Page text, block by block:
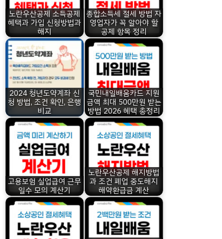
노란우산공제 소득공제
혜택과 가입 신청방법과
해지
종합소득세 절세 방법 자
영업자가 꼭 알아야 할
공제 항목 정리
2024 청년도약계좌 신
청 방법, 조건 확인, 은행
비교
국민내일배움카드 지원
금액 최대 500만원 받는
방법 2026 혜택 총정리
고용보험 실업급여 근무
일수 모의 계산기
노란우산공제 해지방법
과 조건 폐업 중도해지
해약환급금 계산